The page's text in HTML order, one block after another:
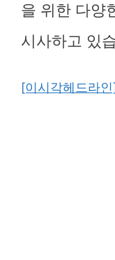
을 위한 다양
시사하고 있
[이시각헤드라